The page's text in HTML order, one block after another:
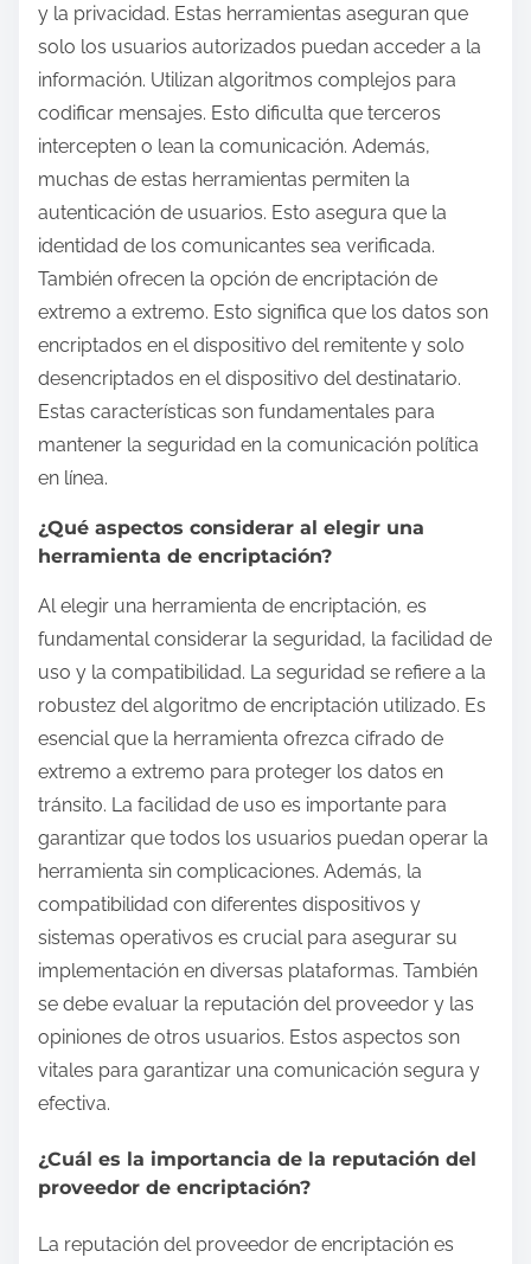
y la privacidad. Estas herramientas aseguran que
solo los usuarios autorizados puedan acceder a la
información. Utilizan algoritmos complejos para
codificar mensajes. Esto dificulta que terceros
intercepten o lean la comunicación. Además,
muchas de estas herramientas permiten la
autenticación de usuarios. Esto asegura que la
identidad de los comunicantes sea verificada.
También ofrecen la opción de encriptación de
extremo a extremo. Esto significa que los datos son
encriptados en el dispositivo del remitente y solo
desencriptados en el dispositivo del destinatario.
Estas características son fundamentales para
mantener la seguridad en la comunicación política
en línea.
¿Qué aspectos considerar al elegir una
herramienta de encriptación?
Al elegir una herramienta de encriptación, es
fundamental considerar la seguridad, la facilidad de
uso y la compatibilidad. La seguridad se refiere a la
robustez del algoritmo de encriptación utilizado. Es
esencial que la herramienta ofrezca cifrado de
extremo a extremo para proteger los datos en
tránsito. La facilidad de uso es importante para
garantizar que todos los usuarios puedan operar la
herramienta sin complicaciones. Además, la
compatibilidad con diferentes dispositivos y
sistemas operativos es crucial para asegurar su
implementación en diversas plataformas. También
se debe evaluar la reputación del proveedor y las
opiniones de otros usuarios. Estos aspectos son
vitales para garantizar una comunicación segura y
efectiva.
¿Cuál es la importancia de la reputación del
proveedor de encriptación?
La reputación del proveedor de encriptación es